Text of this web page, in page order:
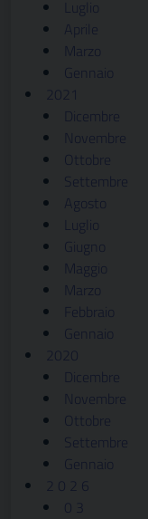
Luglio
Aprile
Marzo
Gennaio
2021
Dicembre
Novembre
Ottobre
Settembre
Agosto
Luglio
Giugno
Maggio
Marzo
Febbraio
Gennaio
2020
Dicembre
Novembre
Ottobre
Settembre
Gennaio
2 0 2 6
0 3